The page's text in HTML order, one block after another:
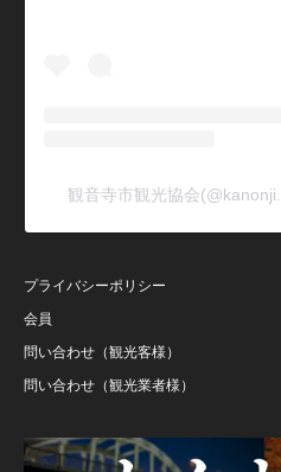
観音寺市観光協会
プライバシーポリシー
会員
問い合わせ（観光客様）
問い合わせ（観光業者様）